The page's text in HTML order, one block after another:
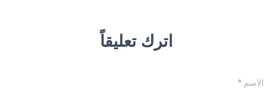
اترك تعليقاً
الاسم *